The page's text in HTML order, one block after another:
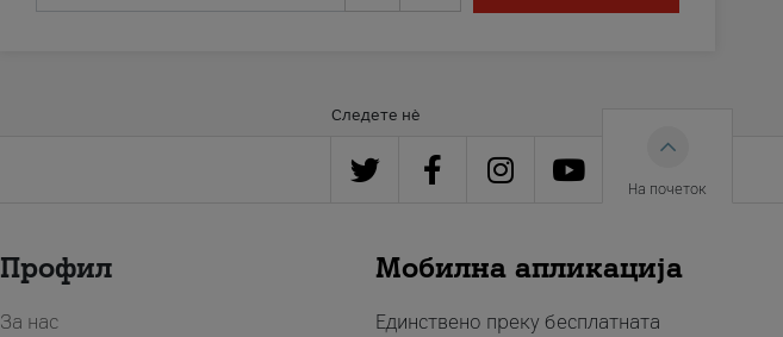
Следете нè
На почеток
Профил
За нас
Мобилна апликација
Единствено преку бесплатната